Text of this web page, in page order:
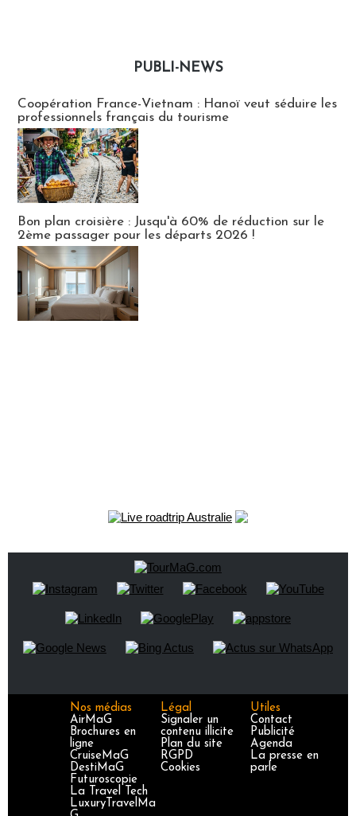
PUBLI-NEWS
Coopération France-Vietnam : Hanoï veut séduire les
professionnels français du tourisme
Bon plan croisière : Jusqu'à 60% de réduction sur le
2ème passager pour les départs 2026 !
Nos médias
AirMaG
Brochures en
ligne
CruiseMaG
DestiMaG
Futuroscopie
La Travel Tech
LuxuryTravelMa
Légal
Signaler un
contenu illicite
Plan du site
RGPD
Cookies
Utiles
Contact
Publicité
Agenda
La presse en
parle